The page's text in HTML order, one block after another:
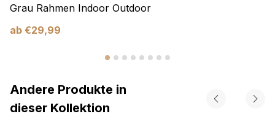
Grau Rahmen Indoor Outdoor
ab €29,99
Andere Produkte in
dieser Kollektion